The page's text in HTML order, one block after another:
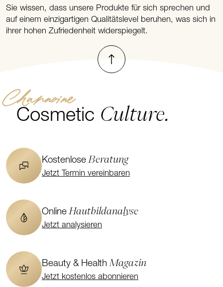
Sie wissen, dass unsere Produkte für sich sprechen und
auf einem einzigartigen Qualitätslevel beruhen, was sich in
ihrer hohen Zufriedenheit widerspiegelt.
Nach oben
Channoine
Cosmetic Culture.
KostenloseBeratung
Jetzt Termin vereinbaren
OnlineHautbildanalyse
Jetzt analysieren
Beauty & HealthMagazin
Jetzt kostenlos abonnieren